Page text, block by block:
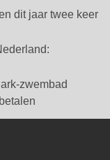
dit jaar twee keer
zwembad